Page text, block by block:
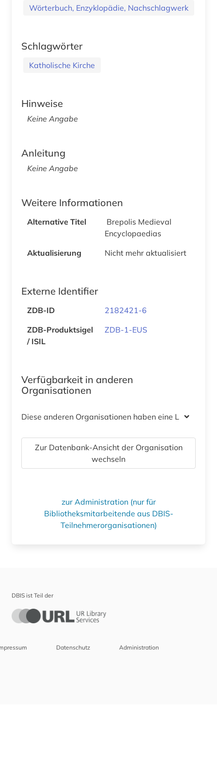
Wörterbuch, Enzyklopädie, Nachschlagwerk
Schlagwörter
Katholische Kirche
Hinweise
Keine Angabe
Anleitung
Keine Angabe
Weitere Informationen
Alternative Titel
Brepolis Medieval
Encyclopaedias
Aktualisierung
Nicht mehr aktualisiert
Externe Identifier
ZDB-ID
2182421-6
ZDB-Produktsigel
/ ISIL
ZDB-1-EUS
Verfügbarkeit in anderen
Organisationen
Diese anderen Organisationen haben eine Lizenz
Zur Datenbank-Ansicht der Organisation
wechseln
zur Administration (nur für
Bibliotheksmitarbeitende aus DBIS-
Teilnehmerorganisationen)
DBIS ist Teil der
Datenschutz Administration